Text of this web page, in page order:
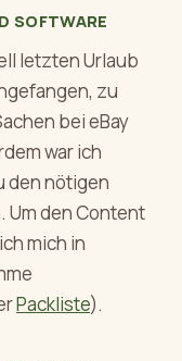
SOFTWARE
letzten Urlaub
zu
bei eBay
war ich
den nötigen
Um den Content
mich in
Packliste).